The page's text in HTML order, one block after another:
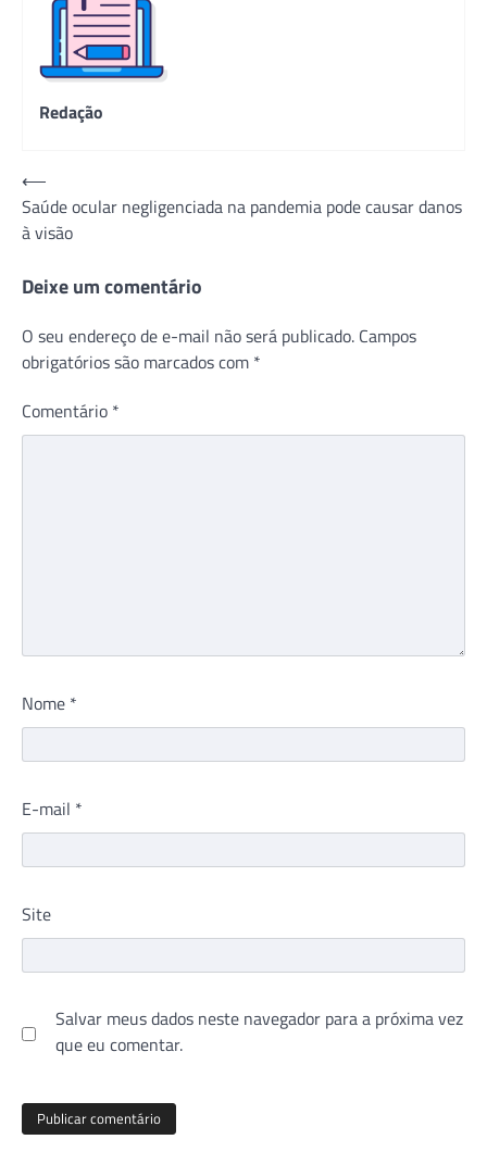
Redação
Navegação
de
Post
⟵
Saúde ocular negligenciada na pandemia pode causar danos
à visão
Deixe um comentário
O seu endereço de e-mail não será publicado. Campos
obrigatórios são marcados com *
Comentário *
Nome *
E-mail *
Site
Salvar meus dados neste navegador para a próxima vez
que eu comentar.